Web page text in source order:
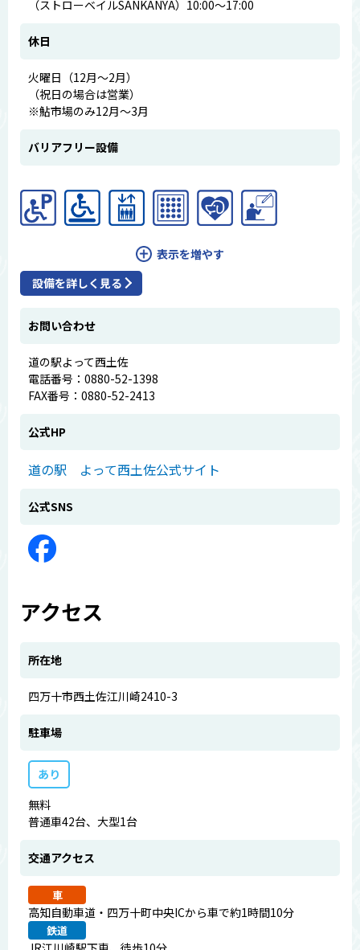
（ストローベイルSANKANYA）10:00～17:00
休日
火曜日（12月～2月）
（祝日の場合は営業）
※鮎市場のみ12月～3月
バリアフリー設備
表示を増やす
設備を詳しく見る
お問い合わせ
道の駅よって西土佐
電話番号：0880-52-1398
FAX番号：0880-52-2413
公式HP
道の駅 よって西土佐公式サイト
公式SNS
アクセス
所在地
四万十市西土佐江川崎2410-3
駐車場
あり
無料
普通車42台、大型1台
交通アクセス
車
高知自動車道・四万十町中央ICから車で約1時間10分
鉄道